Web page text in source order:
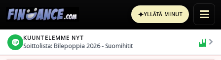
✦YLLÄTÄ MINUT
KUUNTELEMME NYT
Soittolista: Bilepoppia 2026 - Suomihitit